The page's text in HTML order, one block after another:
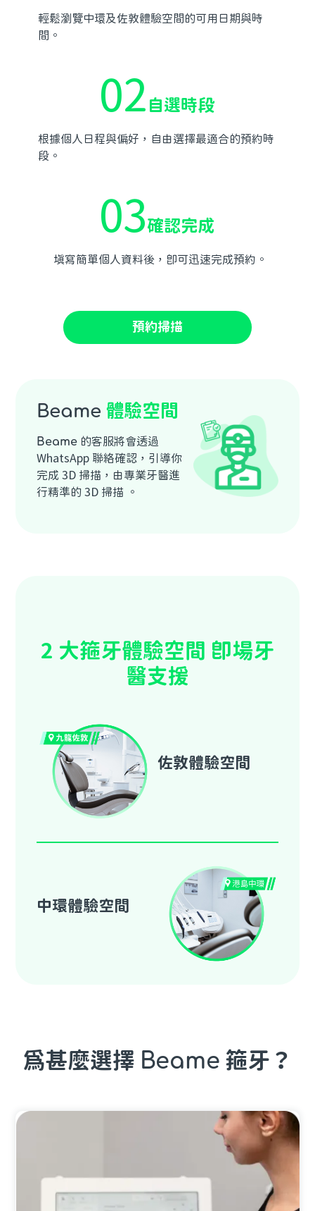
輕鬆瀏覽中環及佐敦體驗空間的可用日期與時
間。
02 自選時段
根據個人日程與偏好，自由選擇最適合的預約時
段。
03確認完成
填寫簡單個人資料後，即可迅速完成預約。
預約掃描
Beame 體驗空間
Beame 的客服將會透過
WhatsApp 聯絡確認，引導你
完成 3D 掃描，由專業牙醫進
行精準的 3D 掃描 。
2 大箍牙體驗空間 即場牙
醫支援
佐敦體驗空間
中環體驗空間
為甚麼選擇 Beame 箍牙？